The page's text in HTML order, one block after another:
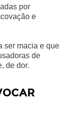
por
e
ser macia e que
de
de dor.